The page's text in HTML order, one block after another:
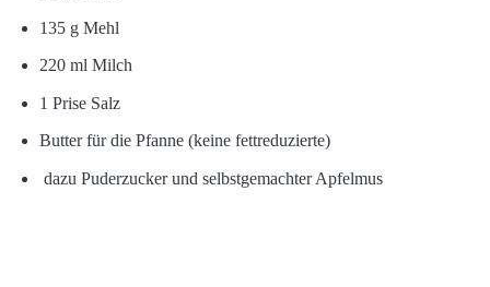
135 g Mehl
220 ml Milch
1 Prise Salz
Butter für die Pfanne (keine fettreduzierte)
dazu Puderzucker und selbstgemachter Apfelmus